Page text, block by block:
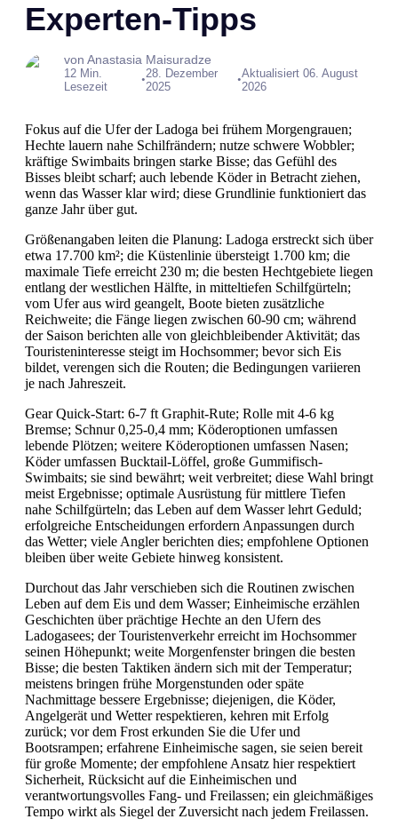
Experten-Tipps
von Anastasia Maisuradze
12 Min.
Lesezeit
•28. Dezember
2025
•Aktualisiert 06. August
2026
Fokus auf die Ufer der Ladoga bei frühem Morgengrauen;
Hechte lauern nahe Schilfrändern; nutze schwere Wobbler;
kräftige Swimbaits bringen starke Bisse; das Gefühl des
Bisses bleibt scharf; auch lebende Köder in Betracht ziehen,
wenn das Wasser klar wird; diese Grundlinie funktioniert das
ganze Jahr über gut.
Größenangaben leiten die Planung: Ladoga erstreckt sich über
etwa 17.700 km²; die Küstenlinie übersteigt 1.700 km; die
maximale Tiefe erreicht 230 m; die besten Hechtgebiete liegen
entlang der westlichen Hälfte, in mitteltiefen Schilfgürteln;
vom Ufer aus wird geangelt, Boote bieten zusätzliche
Reichweite; die Fänge liegen zwischen 60-90 cm; während
der Saison berichten alle von gleichbleibender Aktivität; das
Touristeninteresse steigt im Hochsommer; bevor sich Eis
bildet, verengen sich die Routen; die Bedingungen variieren
je nach Jahreszeit.
Gear Quick-Start: 6-7 ft Graphit-Rute; Rolle mit 4-6 kg
Bremse; Schnur 0,25-0,4 mm; Köderoptionen umfassen
lebende Plötzen; weitere Köderoptionen umfassen Nasen;
Köder umfassen Bucktail-Löffel, große Gummifisch-
Swimbaits; sie sind bewährt; weit verbreitet; diese Wahl bringt
meist Ergebnisse; optimale Ausrüstung für mittlere Tiefen
nahe Schilfgürteln; das Leben auf dem Wasser lehrt Geduld;
erfolgreiche Entscheidungen erfordern Anpassungen durch
das Wetter; viele Angler berichten dies; empfohlene Optionen
bleiben über weite Gebiete hinweg konsistent.
Durchout das Jahr verschieben sich die Routinen zwischen
Leben auf dem Eis und dem Wasser; Einheimische erzählen
Geschichten über prächtige Hechte an den Ufern des
Ladogasees; der Touristenverkehr erreicht im Hochsommer
seinen Höhepunkt; weite Morgenfenster bringen die besten
Bisse; die besten Taktiken ändern sich mit der Temperatur;
meistens bringen frühe Morgenstunden oder späte
Nachmittage bessere Ergebnisse; diejenigen, die Köder,
Angelgerät und Wetter respektieren, kehren mit Erfolg
zurück; vor dem Frost erkunden Sie die Ufer und
Bootsrampen; erfahrene Einheimische sagen, sie seien bereit
für große Momente; der empfohlene Ansatz hier respektiert
Sicherheit, Rücksicht auf die Einheimischen und
verantwortungsvolles Fang- und Freilassen; ein gleichmäßiges
Tempo wirkt als Siegel der Zuversicht nach jedem Freilassen.